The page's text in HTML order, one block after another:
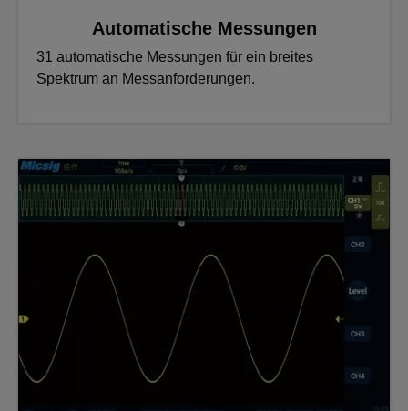
Automatische Messungen
31 automatische Messungen für ein breites
Spektrum an Messanforderungen.